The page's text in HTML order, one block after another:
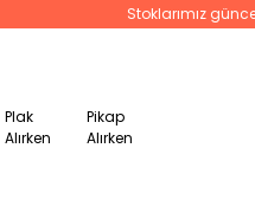
Stoklarımız
Plak
Alırken
Pikap
Alırken